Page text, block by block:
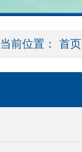
当前位置： 首页